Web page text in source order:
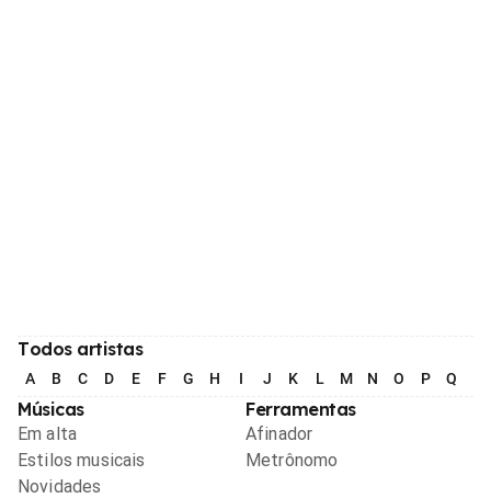
Todos artistas
A B C D E F G H I J K L M N O P Q
Músicas
Em alta
Estilos musicais
Novidades
Ferramentas
Afinador
Metrônomo